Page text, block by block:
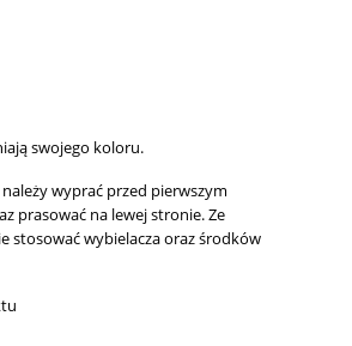
swojego koloru.
wyprać przed pierwszym
prasować na lewej stronie. Ze
stosować wybielacza oraz środków